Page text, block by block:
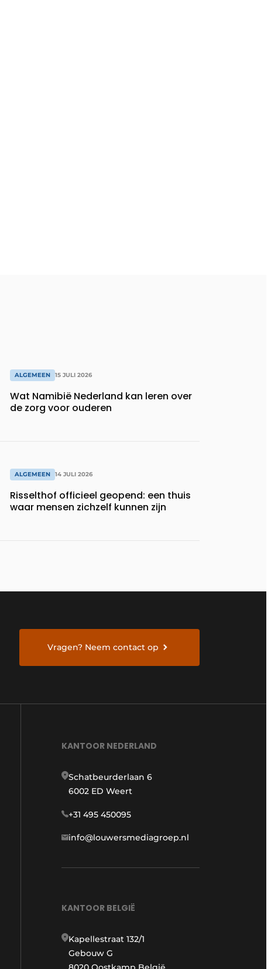
ALGEMEEN 15 JULI 2026
Wat Namibië Nederland kan leren over
de zorg voor ouderen
ALGEMEEN 14 JULI 2026
Risselthof officieel geopend: een thuis
waar mensen zichzelf kunnen zijn
Vragen? Neem contact op
KANTOOR NEDERLAND
Schatbeurderlaan 6
6002 ED Weert
+31 495 450095
info@louwersmediagroep.nl
KANTOOR BELGIË
Kapellestraat 132/1
Gebouw G